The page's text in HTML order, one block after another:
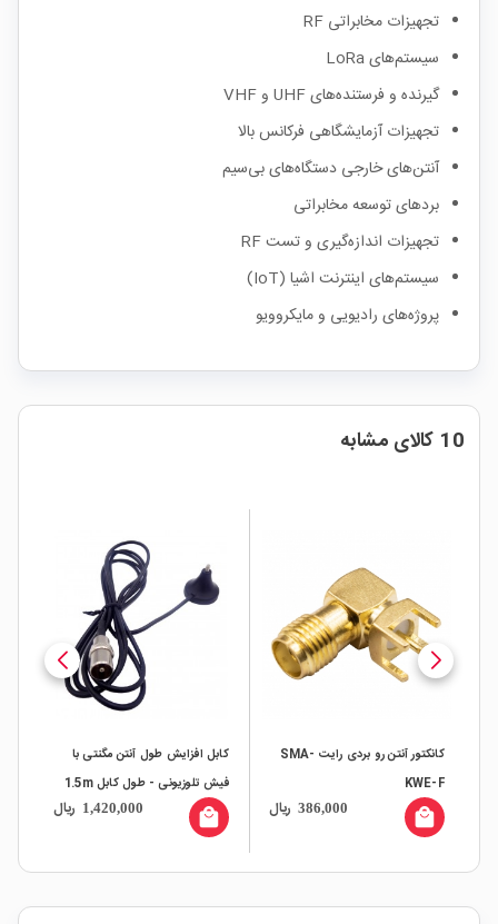
تجهیزات مخابراتی RF
سیستم‌های LoRa
گیرنده و فرستنده‌های UHF و VHF
تجهیزات آزمایشگاهی فرکانس بالا
آنتن‌های خارجی دستگاه‌های بی‌سیم
بردهای توسعه مخابراتی
تجهیزات اندازه‌گیری و تست RF
سیستم‌های اینترنت اشیا (IoT)
پروژه‌های رادیویی و مایکروویو
10 کالای مشابه
کانکتور آنتن رو بردی رایت SMA-
KWE-F
386,000 ریال local_mall
کابل افزایش طول آنتن مگنتی با
فیش تلوزیونی - طول کابل 1.5m
1,420,000 ریال local_mall